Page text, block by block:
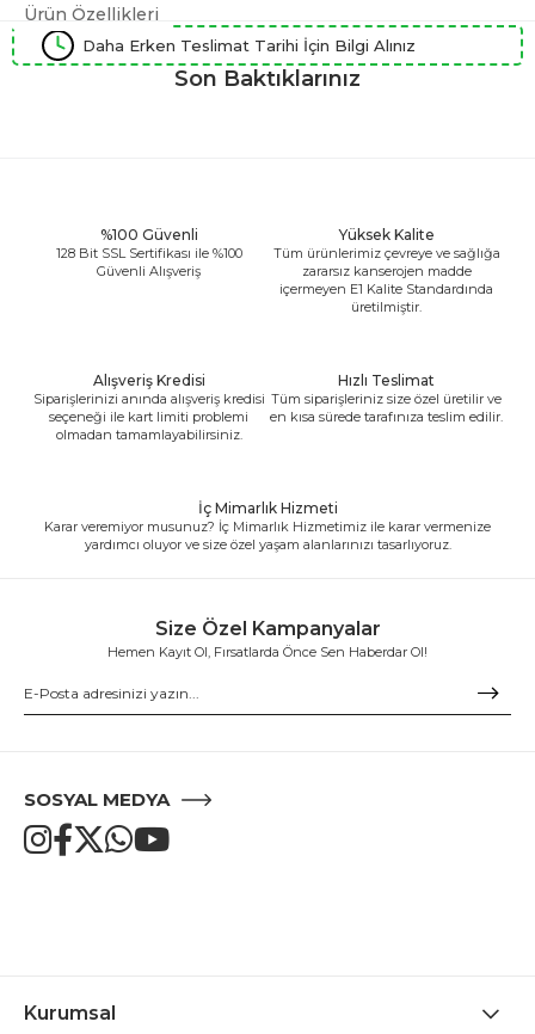
Ürün Özellikleri
Daha Erken Teslimat Tarihi İçin Bilgi Alınız
Son Baktıklarınız
%100 Güvenli
128 Bit SSL Sertifikası ile %100
Güvenli Alışveriş
Yüksek Kalite
Tüm ürünlerimiz çevreye ve sağlığa
zararsız kanserojen madde
içermeyen E1 Kalite Standardında
üretilmiştir.
Alışveriş Kredisi
Siparişlerinizi anında alışveriş kredisi
seçeneği ile kart limiti problemi
olmadan tamamlayabilirsiniz.
Hızlı Teslimat
Tüm siparişleriniz size özel üretilir ve
en kısa sürede tarafınıza teslim edilir.
İç Mimarlık Hizmeti
Karar veremiyor musunuz? İç Mimarlık Hizmetimiz ile karar vermenize
yardımcı oluyor ve size özel yaşam alanlarınızı tasarlıyoruz.
Size Özel Kampanyalar
Hemen Kayıt Ol, Fırsatlarda Önce Sen Haberdar Ol!
SOSYAL MEDYA
Kurumsal